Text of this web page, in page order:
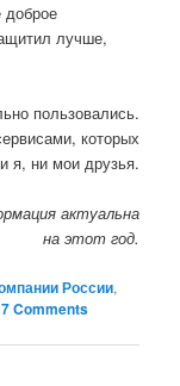
доброе
лучше,
пользовались.
которых
я, ни мои друзья.
актуальна
на этот год.
России,
7 Comments